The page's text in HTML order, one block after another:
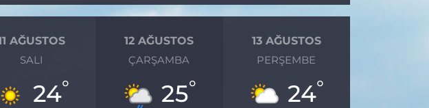
AĞUSTOS
SALI
24°
12 AĞUSTOS
ÇARŞAMBA
25°
13 AĞUSTOS
PERŞEMBE
24°